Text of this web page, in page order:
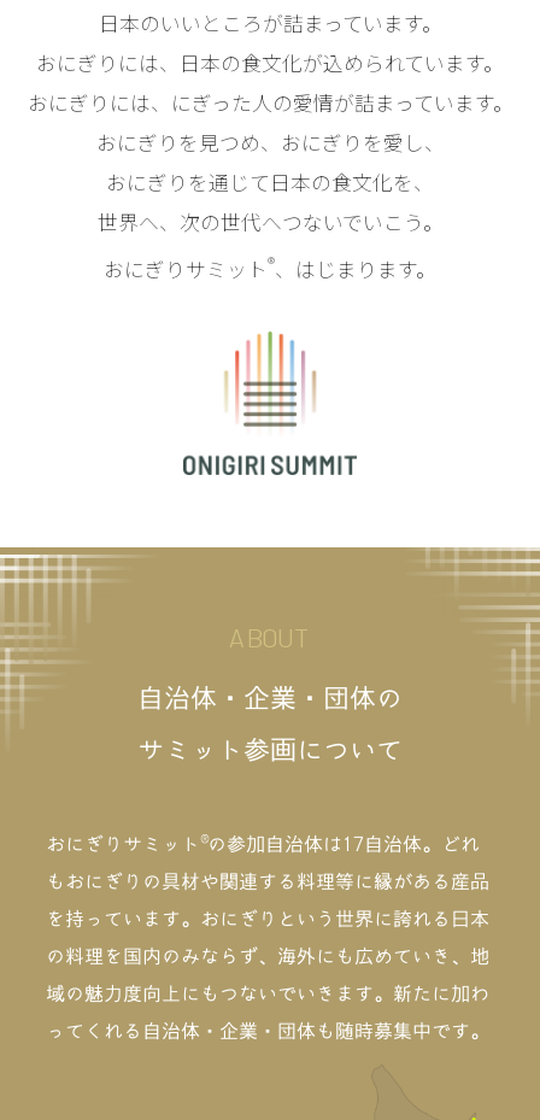
日本のいいところが詰まっています。
おにぎりには、日本の食文化が込められています。
おにぎりには、にぎった人の愛情が詰まっています。
おにぎりを見つめ、おにぎりを愛し、
おにぎりを通じて日本の食文化を、
世界へ、次の世代へつないでいこう。
おにぎりサミット®、はじまります。
A BOUT
自 治体 ・ 企業 ・ 団 体の
サ ミ ッ ト 参画に つ いて
おにぎりサミット®の参加自治体は17自治体。どれ
もおにぎりの具材や関連する料理等に縁がある産品
を持っています。おにぎりという世界に誇れる日本
の料理を国内のみならず、海外にも広めていき、地
域の魅力度向上にもつないでいきます。新たに加わ
ってくれる自治体・企業・団体も随時募集中です。